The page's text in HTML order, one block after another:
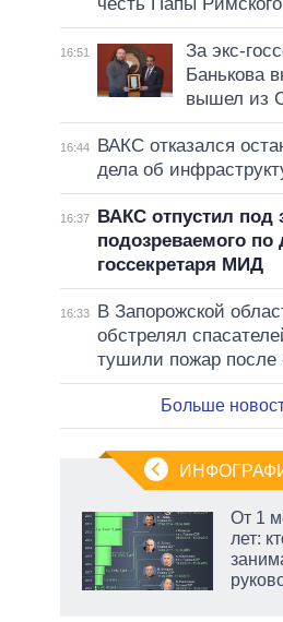
16:51
За экс-
Банькова
вышел из
16:44
ВАКС отказался
дела об
16:37
ВАКС отпустил под
подозреваемого по
госсекретаря МИД
16:33
В Запорожской
обстрелял
тушили пожар после
Больше
От 1
лет: